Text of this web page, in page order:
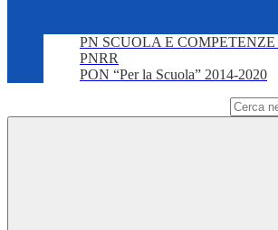
PN SCUOLA E COMPETENZE
PNRR
PON “Per la Scuola” 2014-2020